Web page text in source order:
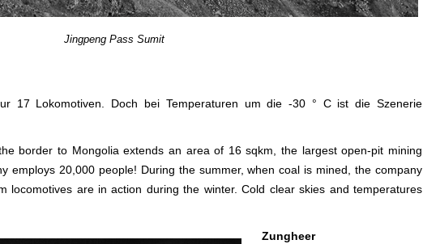
Jingpeng Pass Sumit
17 Lokomotiven. Doch bei Temperaturen um die -30 ° C ist die Szenerie
border to Mongolia extends an area of 16 sqkm, the largest open-pit mining
20,000 people! During the summer, when coal is mined, the company
are in action during the winter. Cold clear skies and temperatures
Zungheer